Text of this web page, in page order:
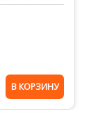
В КОРЗИНУ